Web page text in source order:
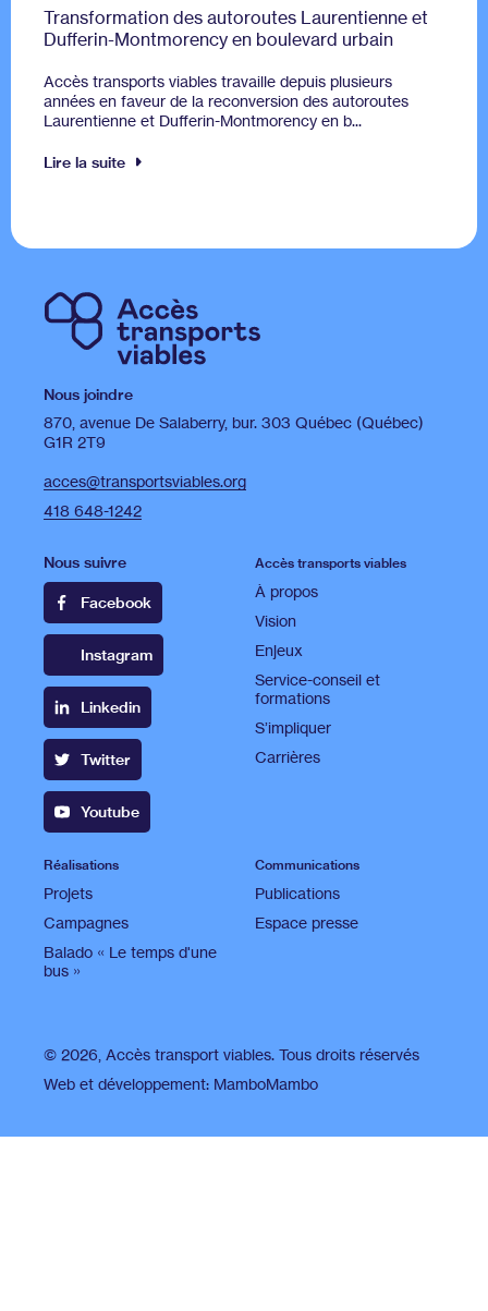
Transformation des autoroutes Laurentienne et
Dufferin-Montmorency en boulevard urbain
Accès transports viables travaille depuis plusieurs
années en faveur de la reconversion des autoroutes
Laurentienne et Dufferin-Montmorency en b...
Lire la suite
Nous joindre
870, avenue De Salaberry, bur. 303 Québec (Québec)
G1R 2T9
acces@transportsviables.org
418 648-1242
Nous suivre
Facebook
Instagram
Linkedin
Twitter
Youtube
Accès transports viables
À propos
Vision
Enjeux
Service-conseil et
formations
S’impliquer
Carrières
Réalisations
Projets
Campagnes
Balado « Le temps d'une
bus »
Communications
Publications
Espace presse
© 2026, Accès transport viables. Tous droits réservés
Web et développement: MamboMambo